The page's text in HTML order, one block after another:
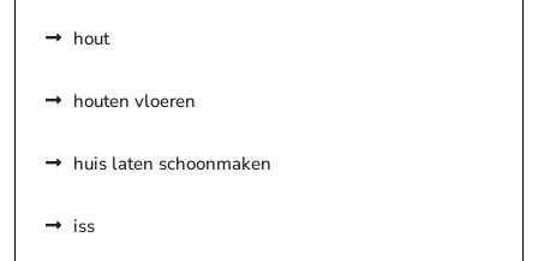
hout
houten vloeren
huis laten schoonmaken
iss